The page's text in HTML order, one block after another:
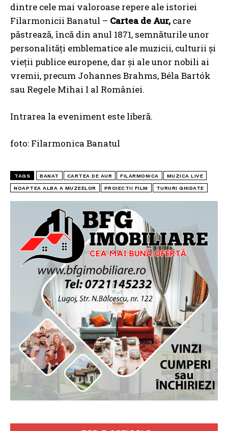
dintre cele mai valoroase repere ale istoriei
Filarmonicii Banatul – Cartea de Aur, care
păstrează, încă din anul 1871, semnăturile unor
personalități emblematice ale muzicii, culturii și
vieții publice europene, dar și ale unor nobili ai
vremii, precum Johannes Brahms, Béla Bartók
sau Regele Mihai I al României.
Intrarea la eveniment este liberă.
foto: Filarmonica Banatul
TAGS BANAT CARTEA DE AUR FILARMONICA MUZICA LIVE
NOAPTEA ALBA A MUZEELOR PROIECTII FILM TURURI GHIDATE